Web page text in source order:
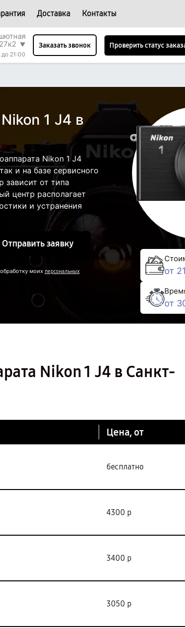
Доставка Контакты
▼
21:00
Заказать звонок Проверить статус
1 J4 в
Nikon 1 J4
и на базе сервисного
зависит от типа
центр располагает
и устранения
Отправить заявку
моих персональных
от
от
Nikon 1 J4 в Санкт-
Цена, от
бесплатно
4300 р
3400 р
3050 р